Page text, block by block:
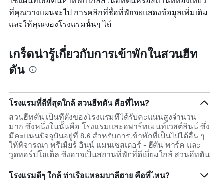
ที่คุณวางแผนจะไป การคลิกที่ชื่อที่พักจะแสดงข้อมูลเพิ่มเติม
และให้คุณจองโรงแรมนั้นๆ ได้
เกร็ดน่ารู้เกี่ยวกับการเข้าพักในสวนฮีท
ตัน
โรงแรมที่ดีที่สุดใกล้ สวนฮีทตัน คือที่ไหน?
สวนฮีทตัน เป็นที่ตั้งของโรงแรมที่ได้รับคะแนนสูงจำนวน
มาก ซึ่งหนึ่งในนั้นคือ โรงแรมและอพาร์ทเมนท์เวสต์ลินน์ ซึ่ง
มีคะแนนปัจจุบันอยู่ที่ 8.6 สำหรับการเข้าพักที่เป็นไปได้อื่น ๆ
ให้พิจารณา พรีเมียร์ อินน์ แมนเชสเตอร์ - ฮีตัน พาร์ค และ
วูดทอร์ปโฮเต็ล ซึ่งอาจเป็นสถานที่พักที่ดีเยี่ยมใกล้ สวนฮีทตัน
โรงแรมดีๆ ใกล้ ท่าเรือแหลมบาลีฮาย คือที่ไหน?